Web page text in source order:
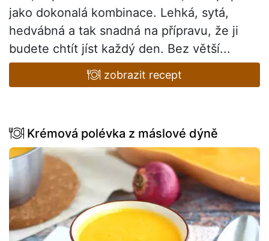
jako dokonalá kombinace. Lehká, sytá,
hedvábná a tak snadná na přípravu, že ji
budete chtít jíst každý den. Bez větší...
zobrazit recept
Krémová polévka z máslové dýně